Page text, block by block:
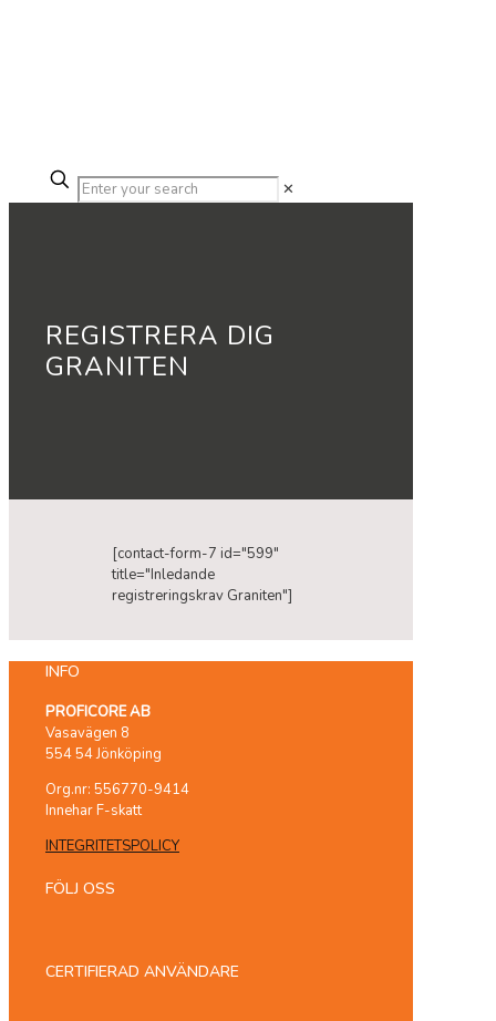
✕
REGISTRERA DIG
GRANITEN
[contact-form-7 id="599"
title="Inledande
registreringskrav Graniten"]
INFO
PROFICORE AB
Vasavägen 8
554 54 Jönköping
Org.nr: 556770-9414
Innehar F-skatt
INTEGRITETSPOLICY
FÖLJ OSS
CERTIFIERAD ANVÄNDARE